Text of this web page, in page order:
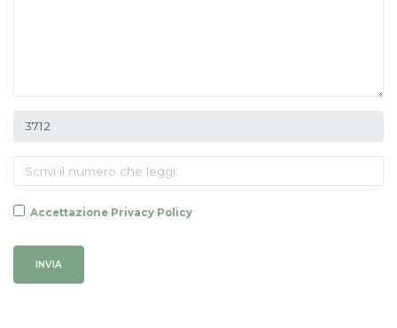
Accettazione Privacy Policy
INVIA